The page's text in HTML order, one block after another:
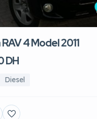
4 Model 2011
DH
Diesel